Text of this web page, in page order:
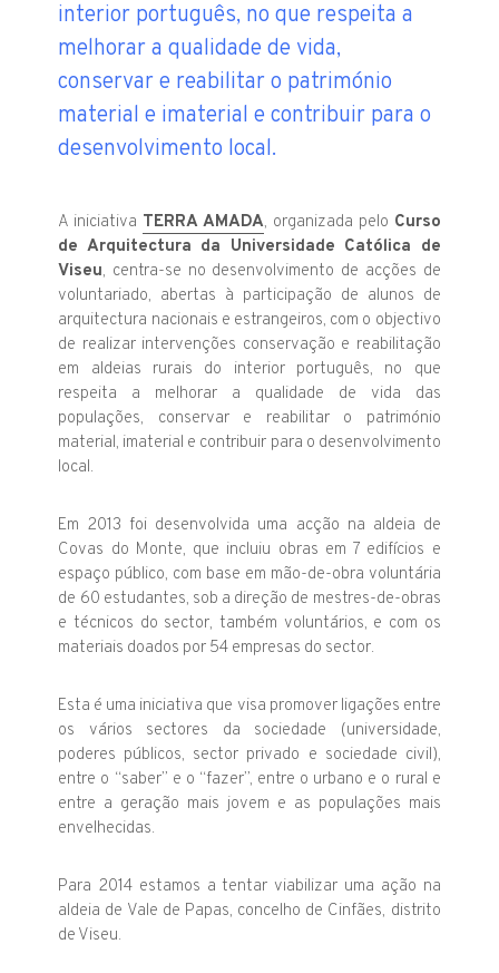
interior português, no que respeita a
melhorar a qualidade de vida,
conservar e reabilitar o património
material e imaterial e contribuir para o
desenvolvimento local.
A iniciativa TERRA AMADA, organizada pelo Curso
de Arquitectura da Universidade Católica de
Viseu, centra-se no desenvolvimento de acções de
voluntariado, abertas à participação de alunos de
arquitectura nacionais e estrangeiros, com o objectivo
de realizar intervenções conservação e reabilitação
em aldeias rurais do interior português, no que
respeita a melhorar a qualidade de vida das
populações, conservar e reabilitar o património
material, imaterial e contribuir para o desenvolvimento
local.
Em 2013 foi desenvolvida uma acção na aldeia de
Covas do Monte, que incluiu obras em 7 edifícios e
espaço público, com base em mão-de-obra voluntária
de 60 estudantes, sob a direção de mestres-de-obras
e técnicos do sector, também voluntários, e com os
materiais doados por 54 empresas do sector.
Esta é uma iniciativa que visa promover ligações entre
os vários sectores da sociedade (universidade,
poderes públicos, sector privado e sociedade civil),
entre o “saber” e o “fazer”, entre o urbano e o rural e
entre a geração mais jovem e as populações mais
envelhecidas.
Para 2014 estamos a tentar viabilizar uma ação na
aldeia de Vale de Papas, concelho de Cinfães, distrito
de Viseu.